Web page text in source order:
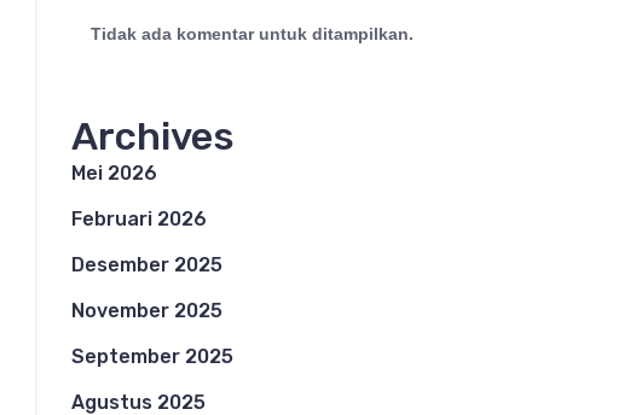
Tidak ada komentar untuk ditampilkan.
Archives
Mei 2026
Februari 2026
Desember 2025
November 2025
September 2025
Agustus 2025